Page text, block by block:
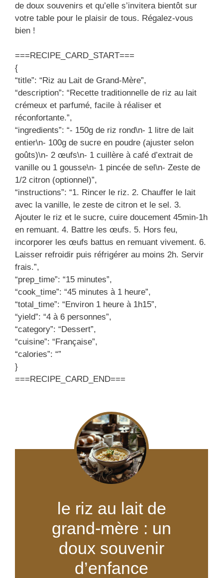
de doux souvenirs et qu’elle s’invitera bientôt sur
votre table pour le plaisir de tous. Régalez-vous
bien !
===RECIPE_CARD_START===
{
“title”: “Riz au Lait de Grand-Mère”,
“description”: “Recette traditionnelle de riz au lait
crémeux et parfumé, facile à réaliser et
réconfortante.”,
“ingredients”: “- 150g de riz rond\n- 1 litre de lait
entier\n- 100g de sucre en poudre (ajuster selon
goûts)\n- 2 œufs\n- 1 cuillère à café d’extrait de
vanille ou 1 gousse\n- 1 pincée de sel\n- Zeste de
1/2 citron (optionnel)”,
“instructions”: “1. Rincer le riz. 2. Chauffer le lait
avec la vanille, le zeste de citron et le sel. 3.
Ajouter le riz et le sucre, cuire doucement 45min-1h
en remuant. 4. Battre les œufs. 5. Hors feu,
incorporer les œufs battus en remuant vivement. 6.
Laisser refroidir puis réfrigérer au moins 2h. Servir
frais.”,
“prep_time”: “15 minutes”,
“cook_time”: “45 minutes à 1 heure”,
“total_time”: “Environ 1 heure à 1h15”,
“yield”: “4 à 6 personnes”,
“category”: “Dessert”,
“cuisine”: “Française”,
“calories”: “”
}
===RECIPE_CARD_END===
le riz au lait de
grand-mère : un
doux souvenir
d’enfance